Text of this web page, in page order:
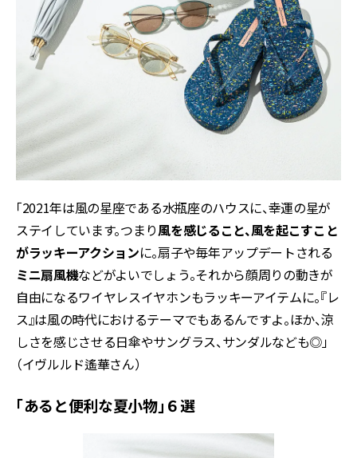
「2021年は風の星座である水瓶座のハウスに、幸運の星が
ステイしています。つまり風を感じること、風を起こすこと
がラッキーアクションに。扇子や毎年アップデートされる
ミニ扇風機などがよいでしょう。それから顔周りの動きが
自由になるワイヤレスイヤホンもラッキーアイテムに。『レ
ス』は風の時代におけるテーマでもあるんですよ。ほか、涼
しさを感じさせる日傘やサングラス、サンダルなども◎」
（イヴルルド遙華さん）
「あると便利な夏小物」６選